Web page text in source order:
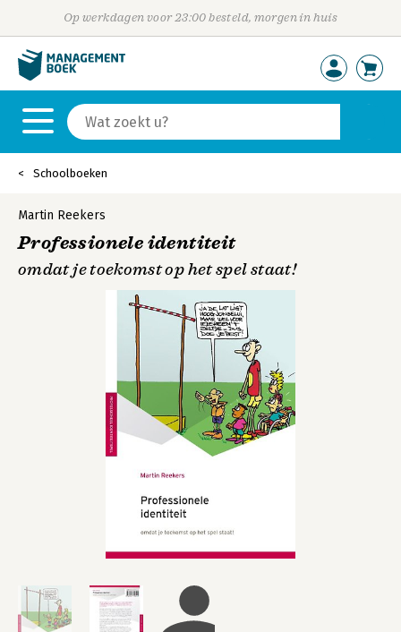
Op werkdagen voor 23:00 besteld, morgen in huis
Schoolboeken
Martin Reekers
Professionele identiteit
omdat je toekomst op het spel staat!